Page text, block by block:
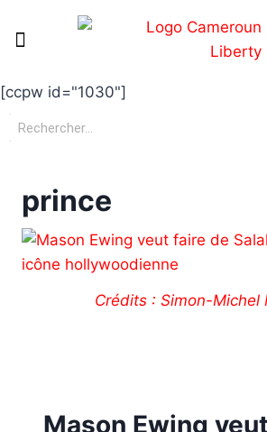
[ccpw id="1030"]
prince
Crédits : Simon-Michel
Mason Ewing